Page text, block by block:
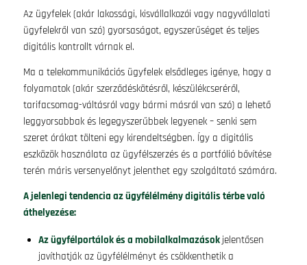
Az ügyfelek (akár lakossági, kisvállalkozói vagy nagyvállalati
ügyfelekről van szó) gyorsaságot, egyszerűséget és teljes
digitális kontrollt várnak el.
Ma a telekommunikációs ügyfelek elsődleges igénye, hogy a
folyamatok (akár szerződéskötésről, készülékcseréről,
tarifacsomag-váltásról vagy bármi másról van szó) a lehető
leggyorsabbak és legegyszerűbbek legyenek – senki sem
szeret órákat tölteni egy kirendeltségben. Így a digitális
eszközök használata az ügyfélszerzés és a portfólió bővítése
terén máris versenyelőnyt jelenthet egy szolgáltató számára.
A jelenlegi tendencia az ügyfélélmény digitális térbe való
áthelyezése:
Az ügyfélportálok és a mobilalkalmazások jelentősen
javíthatják az ügyfélélményt és csökkenthetik a